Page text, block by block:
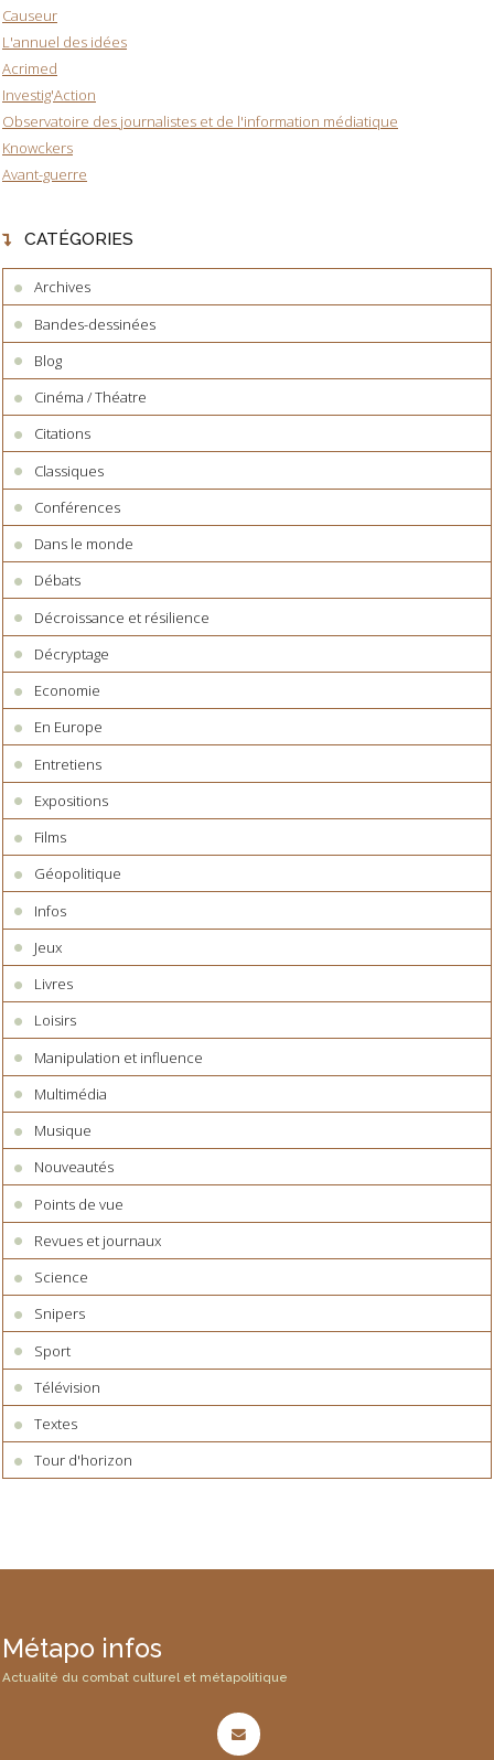
Causeur
L'annuel des idées
Acrimed
Investig'Action
Observatoire des journalistes et de l'information médiatique
Knowckers
Avant-guerre
CATÉGORIES
Archives
Bandes-dessinées
Blog
Cinéma / Théatre
Citations
Classiques
Conférences
Dans le monde
Débats
Décroissance et résilience
Décryptage
Economie
En Europe
Entretiens
Expositions
Films
Géopolitique
Infos
Jeux
Livres
Loisirs
Manipulation et influence
Multimédia
Musique
Nouveautés
Points de vue
Revues et journaux
Science
Snipers
Sport
Télévision
Textes
Tour d'horizon
Métapo infos
Actualité du combat culturel et métapolitique